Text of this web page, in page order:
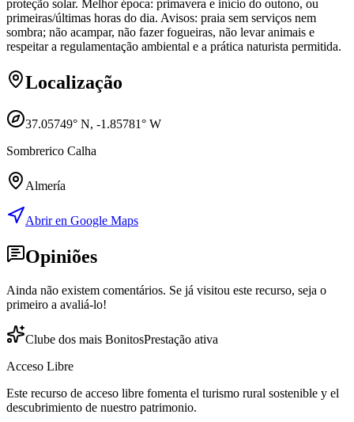
proteção solar. Melhor época: primavera e início do outono, ou
primeiras/últimas horas do dia. Avisos: praia sem serviços nem
sombra; não acampar, não fazer fogueiras, não levar animais e
respeitar a regulamentação ambiental e a prática naturista permitida.
Localização
37.05749° N, -1.85781° W
Sombrerico Calha
Almería
Abrir en Google Maps
Opiniões
Ainda não existem comentários. Se já visitou este recurso, seja o
primeiro a avaliá-lo!
Clube dos mais BonitosPrestação ativa
Acceso Libre
Este recurso de acceso libre fomenta el turismo rural sostenible y el
descubrimiento de nuestro patrimonio.